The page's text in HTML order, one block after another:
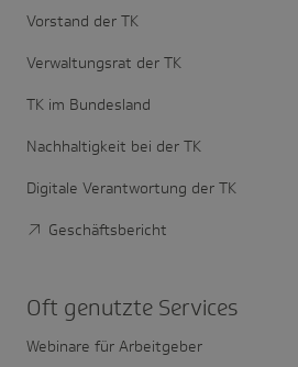
Vorstand der TK
Verwaltungsrat der TK
TK im Bundesland
Nachhaltigkeit bei der TK
Digitale Verantwortung der TK
Geschäftsbericht
Oft genutzte Services
Webinare für Arbeitgeber